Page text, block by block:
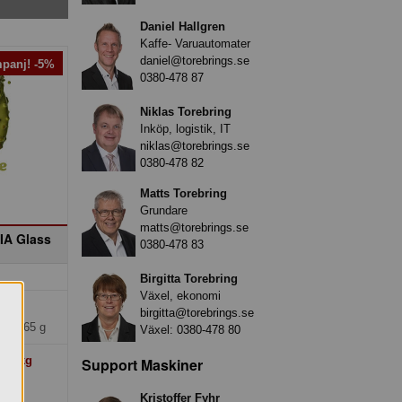
-5%
Glass
1*24x65 g
kr/kg
Daniel Hallgren
Kaffe- Varuautomater
daniel@torebrings.se
0380-478 87
Niklas Torebring
Inköp, logistik, IT
niklas@torebrings.se
0380-478 82
Matts Torebring
Grundare
matts@torebrings.se
0380-478 83
Birgitta Torebring
Växel, ekonomi
birgitta@torebrings.se
Växel: 0380-478 80
Support Maskiner
Kristoffer Fyhr